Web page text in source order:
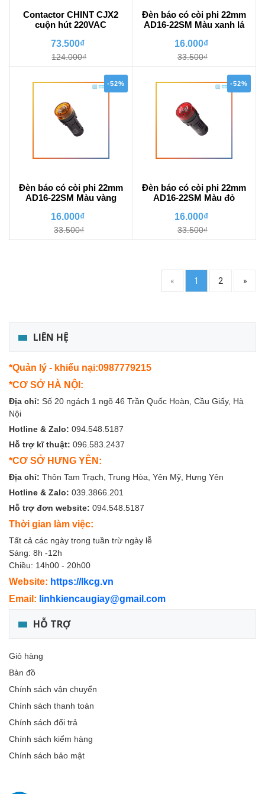
Contactor CHINT CJX2
cuộn hút 220VAC
73.500₫
124.000₫
Đèn báo có còi phi 22mm
AD16-22SM Màu xanh lá
16.000₫
33.500₫
-52%
Đèn báo có còi phi 22mm
AD16-22SM Màu vàng
16.000₫
33.500₫
-52%
Đèn báo có còi phi 22mm
AD16-22SM Màu đỏ
16.000₫
33.500₫
« 1 2 »
LIÊN HỆ
*Quản lý - khiếu nại:0987779215
*CƠ SỞ HÀ NỘI:
Địa chỉ: Số 20 ngách 1 ngõ 46 Trần Quốc Hoàn, Cầu Giấy, Hà
Nội
Hotline & Zalo: 094.548.5187
Hỗ trợ kĩ thuật: 096.583.2437
*CƠ SỞ HƯNG YÊN:
Địa chỉ: Thôn Tam Trạch, Trung Hòa, Yên Mỹ, Hưng Yên
Hotline & Zalo: 039.3866.201
Hỗ trợ đơn website: 094.548.5187
Thời gian làm việc:
Tất cả các ngày trong tuần trừ ngày lễ
Sáng: 8h -12h
Chiều: 14h00 - 20h00
Website: https://lkcg.vn
Email: linhkiencaugiay@gmail.com
HỖ TRỢ
Giỏ hàng
Bản đồ
Chính sách vận chuyển
Chính sách thanh toán
Chính sách đổi trả
Chính sách kiểm hàng
Chính sách bảo mật